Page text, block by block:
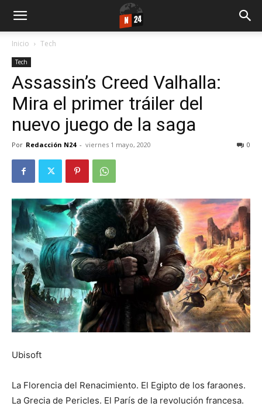
Inicio Tech
Tech
Assassin’s Creed Valhalla:
Mira el primer tráiler del
nuevo juego de la saga
Por Redacción N24 - viernes 1 mayo, 2020 0
Ubisoft
La Florencia del Renacimiento. El Egipto de los faraones.
La Grecia de Pericles. El París de la revolución francesa.